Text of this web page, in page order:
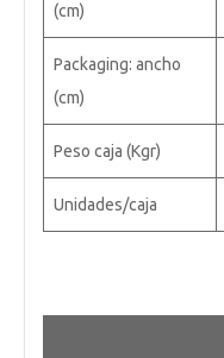
(cm)
Packaging: ancho
(cm)
Peso caja (Kgr)
Unidades/caja